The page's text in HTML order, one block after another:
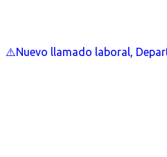
⚠️Nuevo llamado laboral,